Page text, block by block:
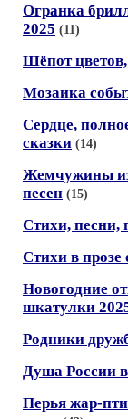
Огранка
2025 (11)
Шёпот цветов,
Мозаика
Сердце,
сказки (14)
Жемчужины
песен (15)
Стихи, песни,
Стихи в прозе
Новогодние
шкатулки
Родники
Душа России
Перья жар-